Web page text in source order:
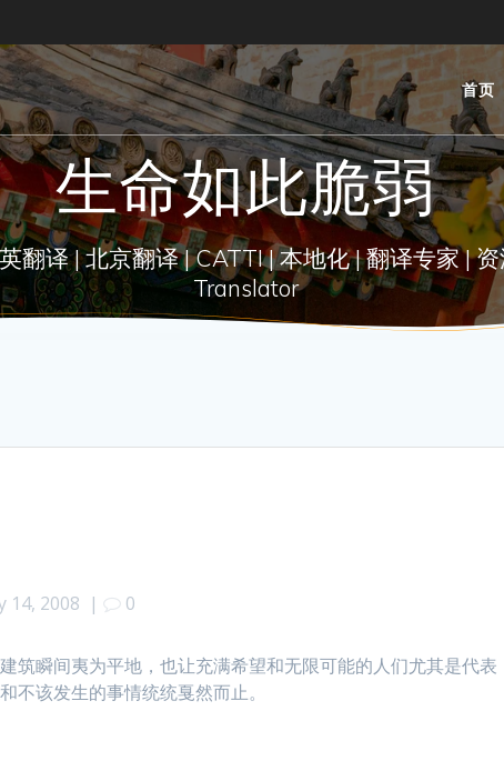
首页
生命如此脆弱
翻译 | 北京翻译 | CATTI | 本地化 | 翻译专家 |
Translator
14, 2008 | 0
筑瞬间夷为平地，也让充满希望和无限可能的人们尤其是代表
不该发生的事情统统戛然而止。